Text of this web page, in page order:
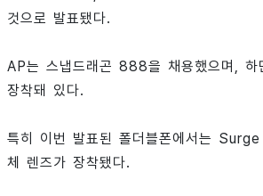
것으로 발표됐다.
AP는 스냅드래곤 888을 채용했으며, 하
장착돼 있다.
특히 이번 발표된 폴더블폰에서는
체 렌즈가 장착됐다.